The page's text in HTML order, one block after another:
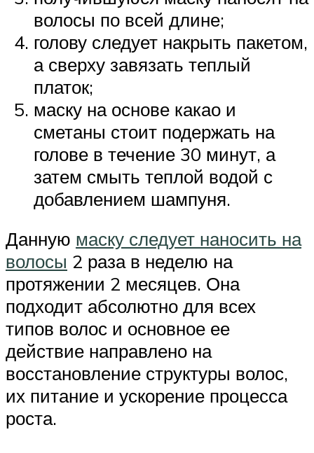
волосы по всей длине;
голову следует накрыть пакетом,
а сверху завязать теплый
платок;
маску на основе какао и
сметаны стоит подержать на
голове в течение 30 минут, а
затем смыть теплой водой с
добавлением шампуня.
Данную маску следует наносить на
волосы 2 раза в неделю на
протяжении 2 месяцев. Она
подходит абсолютно для всех
типов волос и основное ее
действие направлено на
восстановление структуры волос,
их питание и ускорение процесса
роста.